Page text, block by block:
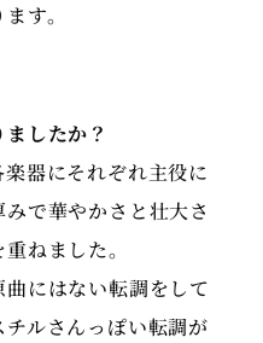
す。
したか？
器にそれぞれ主役に
で華やかさと壮大さ
ねました。
にはない転調をして
ルさんっぽい転調が